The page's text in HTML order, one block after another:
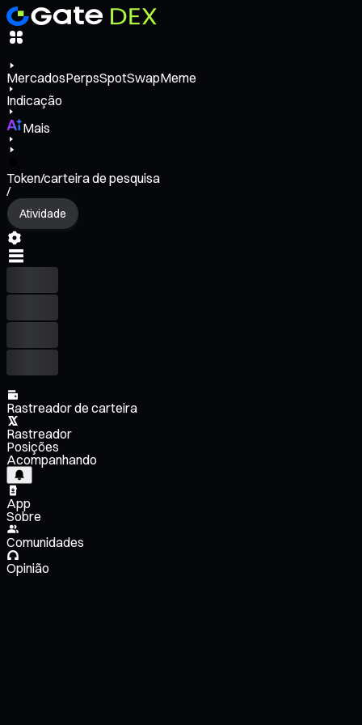
MercadosPerpsSpotSwapMeme
Indicação
Mais
Token/carteira de pesquisa
/
Atividade
Rastreador de carteira
Rastreador
Posições
Acompanhando
App
Sobre
Comunidades
Opinião